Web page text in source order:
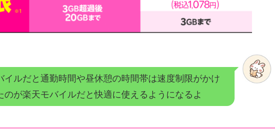
イルだと通勤時間や昼休憩の時間帯は速度制限がかけ
のが楽天モバイルだと快適に使えるようになるよ